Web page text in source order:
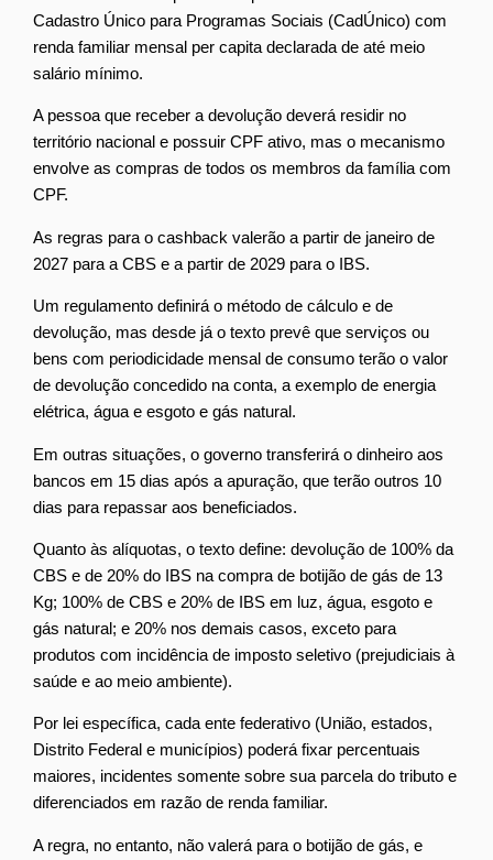
Cadastro Único para Programas Sociais (CadÚnico) com
renda familiar mensal per capita declarada de até meio
salário mínimo.
A pessoa que receber a devolução deverá residir no
território nacional e possuir CPF ativo, mas o mecanismo
envolve as compras de todos os membros da família com
CPF.
As regras para o cashback valerão a partir de janeiro de
2027 para a CBS e a partir de 2029 para o IBS.
Um regulamento definirá o método de cálculo e de
devolução, mas desde já o texto prevê que serviços ou
bens com periodicidade mensal de consumo terão o valor
de devolução concedido na conta, a exemplo de energia
elétrica, água e esgoto e gás natural.
Em outras situações, o governo transferirá o dinheiro aos
bancos em 15 dias após a apuração, que terão outros 10
dias para repassar aos beneficiados.
Quanto às alíquotas, o texto define: devolução de 100% da
CBS e de 20% do IBS na compra de botijão de gás de 13
Kg; 100% de CBS e 20% de IBS em luz, água, esgoto e
gás natural; e 20% nos demais casos, exceto para
produtos com incidência de imposto seletivo (prejudiciais à
saúde e ao meio ambiente).
Por lei específica, cada ente federativo (União, estados,
Distrito Federal e municípios) poderá fixar percentuais
maiores, incidentes somente sobre sua parcela do tributo e
diferenciados em razão de renda familiar.
A regra, no entanto, não valerá para o botijão de gás, e